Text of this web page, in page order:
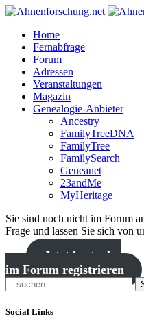
Home
Fernabfrage
Forum
Adressen
Veranstaltungen
Magazin
Genealogie-Anbieter
Ancestry
FamilyTreeDNA
FamilyTree
FamilySearch
Geneanet
23andMe
MyHeritage
Sie sind noch nicht im Forum
Frage und lassen Sie sich von
Jetzt kostenlos
im Forum registrieren
Social Links